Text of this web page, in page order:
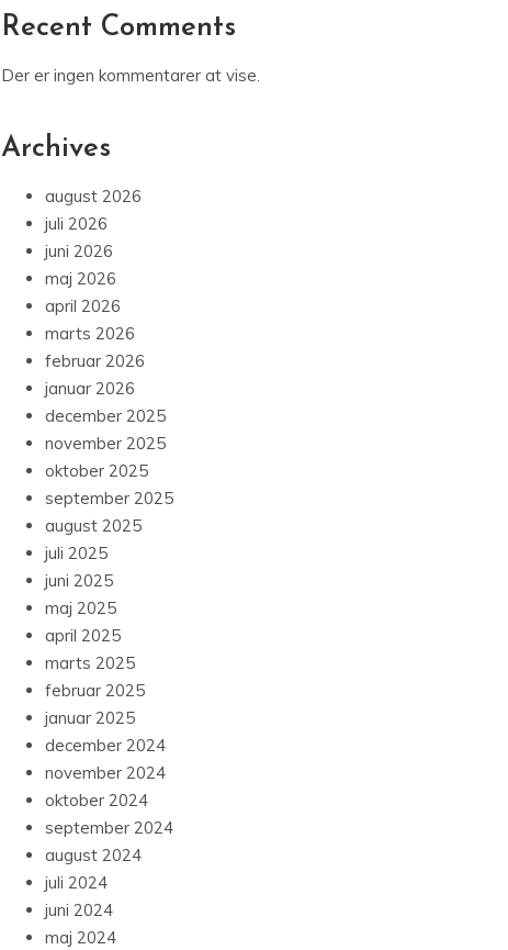
Recent Comments
Der er ingen kommentarer at vise.
Archives
august 2026
juli 2026
juni 2026
maj 2026
april 2026
marts 2026
februar 2026
januar 2026
december 2025
november 2025
oktober 2025
september 2025
august 2025
juli 2025
juni 2025
maj 2025
april 2025
marts 2025
februar 2025
januar 2025
december 2024
november 2024
oktober 2024
september 2024
august 2024
juli 2024
juni 2024
maj 2024